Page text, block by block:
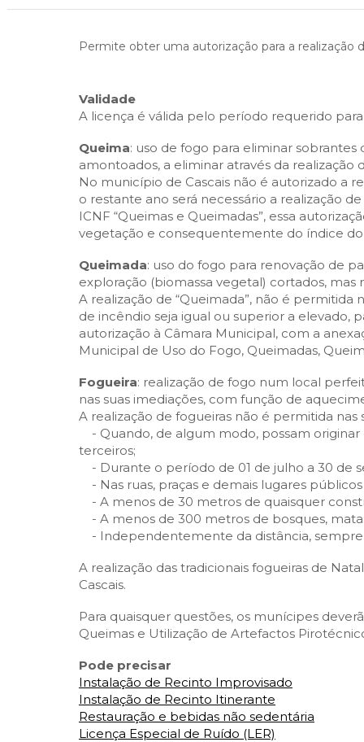
Reabilitação urbana
Economia & Inovação
Qualidade de vida
Sociedade & Educação
Agenda do executivo
MOBILIDADE
INVESTIR EM CASCAIS
MAPA DO PORTAL
Permite obter uma autorização para a realização
Validade
A licença é válida pelo período requerido
Queima: uso de fogo para eliminar
amontoados, a eliminar através da realização
No município de Cascais não é autorizado a
o restante ano será necessário a realização
ICNF “Queimas e Queimadas”, essa
vegetação e consequentemente do índice
Queimada: uso do fogo para renovação de
exploração (biomassa vegetal) cortados, mas
A realização de “Queimada”, não é
de incêndio seja igual ou superior a elevado,
autorização à Câmara Municipal, com a
Municipal de Uso do Fogo, Queimadas,
Fogueira: realização de fogo num local
nas suas imediações, com função de
A realização de fogueiras não é permitida nas
- Quando, de algum modo, possam
terceiros;
- Durante o período de 01 de julho a 30 de
- Nas ruas, praças e demais lugares
- A menos de 30 metros de quaisquer
- A menos de 300 metros de bosques,
- Independentemente da distância, sempre
A realização das tradicionais fogueiras de
Cascais.
Para quaisquer questões, os munícipes
Queimas e Utilização de Artefactos
Pode precisar
Instalação de Recinto Improvisado
Instalação de Recinto Itinerante
Restauração e bebidas não sedentária
Licença Especial de Ruído (LER)